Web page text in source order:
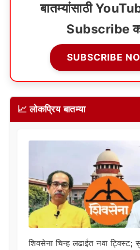
बातम्यांसाठी
Subscribe
SUBSCRIBE
📈 लोकप्रिय बातम्या
शिवसेना चिन्ह लढाईत नवा ट्विस्ट;